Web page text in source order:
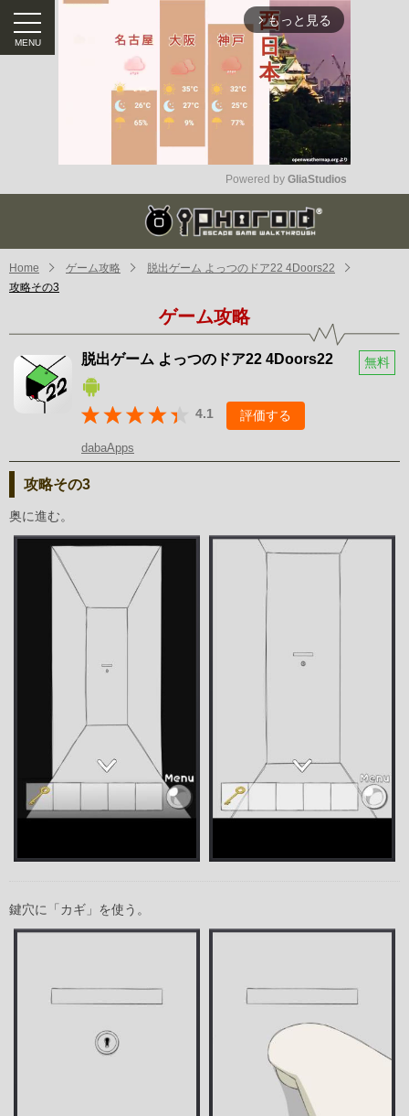
arrow_forward_ios もっと見る
Mute
Powered by GliaStudios
Home ゲーム攻略
脱出ゲーム よっつのドア22 4Doors22
攻略その3
ゲーム攻略
脱出ゲーム よっつのドア22 4Doors22 無料
4.1 評価する
dabaApps
攻略その3
奥に進む。
鍵穴に「カギ」を使う。